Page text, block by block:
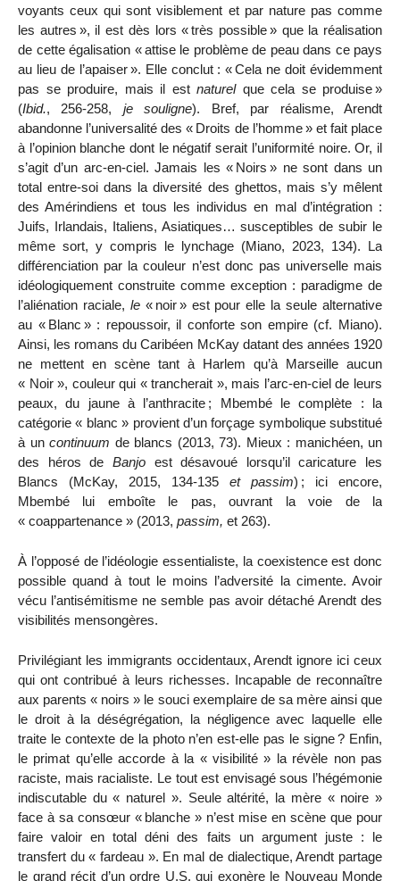
voyants ceux qui sont visiblement et par nature pas comme
les autres », il est dès lors «très possible» que la réalisation
de cette égalisation « attise le problème de peau dans ce pays
au lieu de l’apaiser». Elle conclut : «Cela ne doit évidemment
pas se produire, mais il est naturelque cela se produise»
(Ibid.,256-258, je souligne). Bref, par réalisme, Arendt
abandonne l’universalité des « Droits de l’homme» et fait place
à l’opinion blanche dont le négatif serait l’uniformité noire. Or, il
s’agit d’un arc-en-ciel. Jamais les « Noirs » ne sont dans un
total entre-soi dans la diversité des ghettos, mais s’y mêlent
des Amérindiens et tous les individus en mal d’intégration :
Juifs, Irlandais, Italiens, Asiatiques… susceptibles de subir le
même sort, y compris le lynchage (Miano, 2023, 134). La
différenciation par la couleur n’est donc pas universelle mais
idéologiquement construite comme exception : paradigme de
l’aliénation raciale, le« noir» est pour elle la seule alternative
au « Blanc » : repoussoir, il conforte son empire (cf. Miano).
Ainsi, les romans du Caribéen McKay datant des années 1920
ne mettent en scène tant à Harlem qu’à Marseille aucun
« Noir », couleur qui « trancherait », mais l’arc-en-ciel de leurs
peaux, du jaune à l’anthracite ; Mbembé le complète : la
catégorie « blanc » provient d’un forçage symbolique substitué
à un continuum de blancs (2013, 73). Mieux : manichéen, un
des héros de Banjoest désavoué lorsqu’il caricature les
Blancs (McKay, 2015, 134-135 et passim) ; ici encore,
Mbembé lui emboîte le pas, ouvrant la voie de la
« coappartenance » (2013, passim, et 263).
À l’opposé de l’idéologie essentialiste, la coexistence est donc
possible quand à tout le moins l’adversité la cimente. Avoir
vécu l’antisémitisme ne semble pas avoir détaché Arendt des
visibilités mensongères.
Privilégiant les immigrants occidentaux, Arendt ignore ici ceux
qui ont contribué à leurs richesses. Incapable de reconnaître
aux parents « noirs » le souci exemplaire de sa mère ainsi que
le droit à la déségrégation, la négligence avec laquelle elle
traite le contexte de la photo n’en est-elle pas le signe? Enfin,
le primat qu’elle accorde à la « visibilité » la révèle non pas
raciste, mais racialiste. Le tout est envisagé sous l’hégémonie
indiscutable du « naturel ». Seule altérité, la mère « noire »
face à sa consœur « blanche » n’est mise en scène que pour
faire valoir en total déni des faits un argument juste : le
transfert du « fardeau ». En mal de dialectique, Arendt partage
le grand récit d’un ordre U.S. qui exonère le Nouveau Monde